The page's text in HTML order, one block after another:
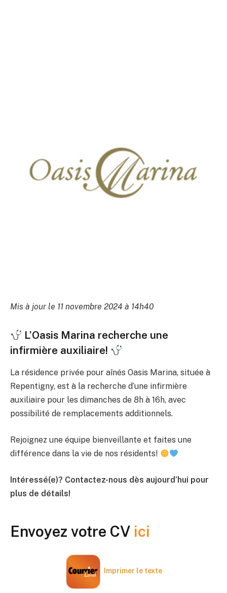
Mis à jour le 11 novembre 2024 à 14h40
L’Oasis Marina recherche une
infirmière auxiliaire!
La résidence privée pour aînés Oasis Marina, située à
Repentigny, est à la recherche d’une infirmière
auxiliaire pour les dimanches de 8h à 16h, avec
possibilité de remplacements additionnels.
Rejoignez une équipe bienveillante et faites une
différence dans la vie de nos résidents!
Intéressé(e)? Contactez-nous dès aujourd’hui pour
plus de détails!
Envoyez votre CV ici
Imprimer le texte